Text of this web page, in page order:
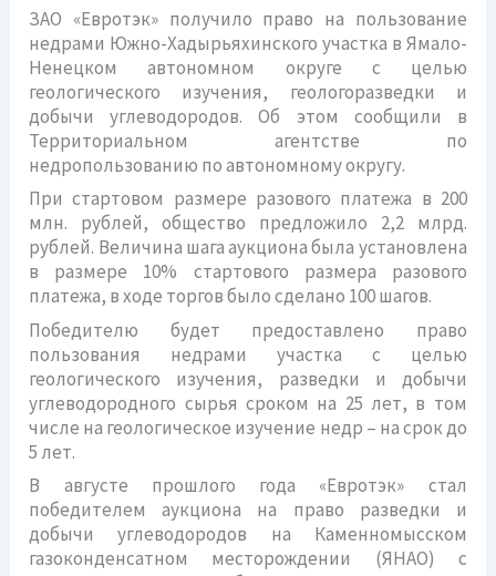
ЗАО «Евротэк» получило право на пользование
недрами Южно-Хадырьяхинского участка в Ямало-
Ненецком автономном округе с целью
геологического изучения, геологоразведки и
добычи углеводородов. Об этом сообщили в
Территориальном агентстве по
недропользованию по автономному округу.
При стартовом размере разового платежа в 200
млн. рублей, общество предложило 2,2 млрд.
рублей. Величина шага аукциона была установлена
в размере 10% стартового размера разового
платежа, в ходе торгов было сделано 100 шагов.
Победителю будет предоставлено право
пользования недрами участка с целью
геологического изучения, разведки и добычи
углеводородного сырья сроком на 25 лет, в том
числе на геологическое изучение недр – на срок до
5 лет.
В августе прошлого года «Евротэк» стал
победителем аукциона на право разведки и
добычи углеводородов на Каменномысском
газоконденсатном месторождении (ЯНАО) с